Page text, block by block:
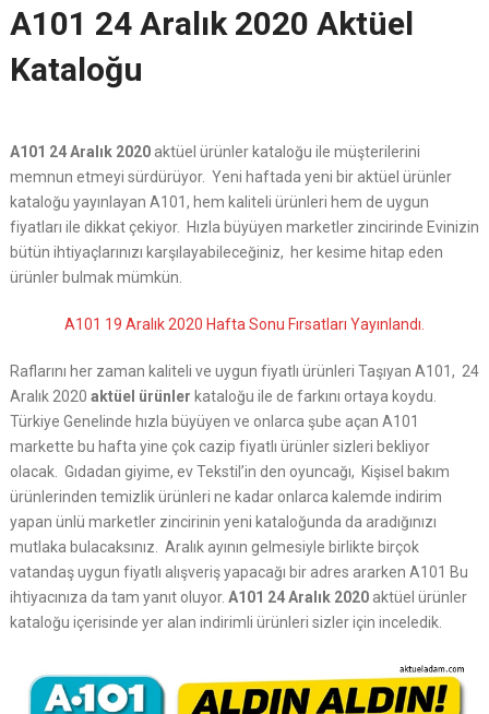
A101 24 Aralık 2020 Aktüel
Kataloğu
A101 24 Aralık 2020aktüel ürünler kataloğu ile müşterilerini
memnun etmeyi sürdürüyor. Yeni haftada yeni bir aktüel ürünler
kataloğu yayınlayan A101, hem kaliteli ürünleri hem de uygun
fiyatları ile dikkat çekiyor. Hızla büyüyen marketler zincirinde Evinizin
bütün ihtiyaçlarınızı karşılayabileceğiniz, her kesime hitap eden
ürünler bulmak mümkün.
A101 19 Aralık 2020 Hafta Sonu Fırsatları Yayınlandı.
Raflarını her zaman kaliteli ve uygun fiyatlı ürünleri Taşıyan A101, 24
Aralık 2020 aktüel ürünler kataloğu ile de farkını ortaya koydu.
Türkiye Genelinde hızla büyüyen ve onlarca şube açan A101
markette bu hafta yine çok cazip fiyatlı ürünler sizleri bekliyor
olacak. Gıdadan giyime, ev Tekstil’in den oyuncağı, Kişisel bakım
ürünlerinden temizlik ürünleri ne kadar onlarca kalemde indirim
yapan ünlü marketler zincirinin yeni kataloğunda da aradığınızı
mutlaka bulacaksınız. Aralık ayının gelmesiyle birlikte birçok
vatandaş uygun fiyatlı alışveriş yapacağı bir adres ararken A101 Bu
ihtiyacınıza da tam yanıt oluyor. A101 24 Aralık 2020aktüel ürünler
kataloğu içerisinde yer alan indirimli ürünleri sizler için inceledik.